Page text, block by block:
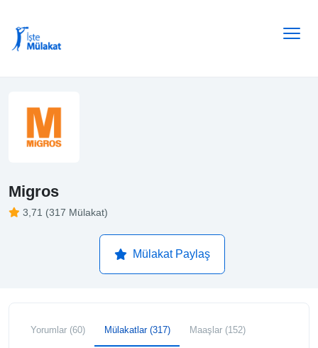
Migros
3,71 (317 Mülakat)
Mülakat Paylaş
Yorumlar (60) Mülakatlar (317) Maaşlar (152)